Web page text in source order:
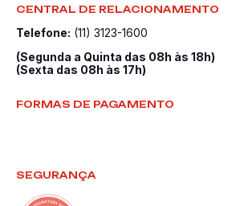
CENTRAL DE RELACIONAMENTO
Telefone: (11) 3123-1600
(Segunda a Quinta das 08h às 18h)
(Sexta das 08h às 17h)
FORMAS DE PAGAMENTO
SEGURANÇA